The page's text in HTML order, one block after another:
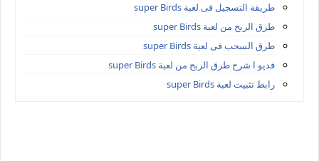
طريقة التسجيل فى لعبة super Birds
طرق الربح من لعبة super Birds
طرق السحب فى لعبة super Birds
فديو ا شرح طرق الربح من لعبة super Birds
رابط تثبيت لعبة super Birds